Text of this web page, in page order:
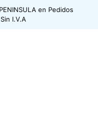
en Pedidos
I.V.A